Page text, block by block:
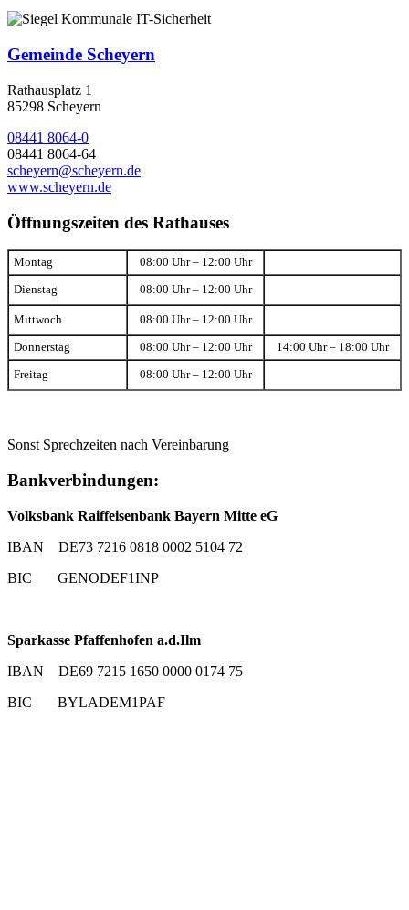
Gemeinde Scheyern
Rathausplatz 1
85298 Scheyern
08441 8064-0
08441 8064-64
scheyern@scheyern.de
www.scheyern.de
Öffnungszeiten des Rathauses
Montag 08:00 Uhr – 12:00 Uhr
Dienstag 08:00 Uhr – 12:00 Uhr
Mittwoch 08:00 Uhr – 12:00 Uhr
Donnerstag 08:00 Uhr – 12:00 Uhr 14:00 Uhr – 18:00 Uhr
Freitag 08:00 Uhr – 12:00 Uhr
Sonst Sprechzeiten nach Vereinbarung
Bankverbindungen:
Volksbank Raiffeisenbank Bayern Mitte eG
IBAN DE73 7216 0818 0002 5104 72
BIC GENODEF1INP
Sparkasse Pfaffenhofen a.d.Ilm
IBAN DE69 7215 1650 0000 0174 75
BIC BYLADEM1PAF